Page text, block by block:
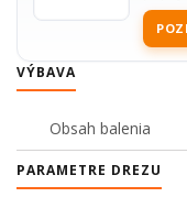
VÝBAVA
Obsah balenia
PARAMETRE DREZU